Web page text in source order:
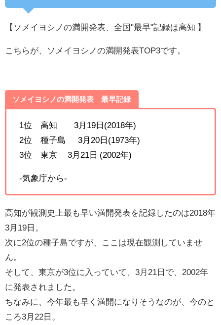
【ソメイヨシノの満開発表、全国"最早"記録は高知 】
こちらが、ソメイヨシノの満開発表TOP3です。
ソメイヨシノの満開発表 最早記録
1位 高知 3月19日(2018年)
2位 種子島 3月20日(1973年)
3位 東京 3月21日 (2002年)
-気象庁から-
高知が観測史上最も早い満開発表を記録したのは2018年
3月19日。
次に2位の種子島ですが、ここは現在観測していませ
ん。
そして、東京が3位に入っていて、3月21日で、2002年
に発表されました。
ちなみに、今年最も早く満開になりそうなのが、今のと
ころ3月22日。